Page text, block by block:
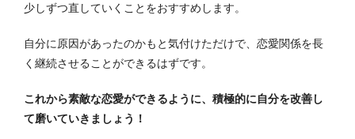
少しずつ直していくことをおすすめします。
自分に原因があったのかもと気付けただけで、恋愛関係を長
く継続させることができるはずです。
これから素敵な恋愛ができるように、積極的に自分を改善し
て磨いていきましょう！